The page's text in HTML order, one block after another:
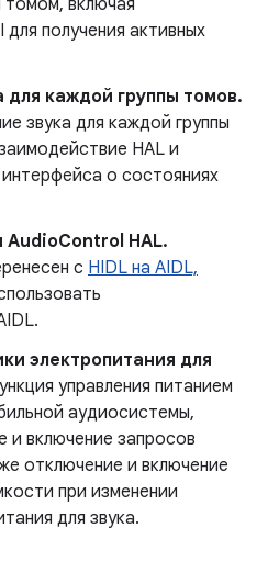
томом, включая
получения активных
для каждой группы томов.
звука для каждой группы
HAL и
о состояниях
AudioControl HAL.
с HIDL на AIDL,
электропитания для
управления питанием
аудиосистемы,
и включение запросов
отключение и включение
при изменении
для звука.